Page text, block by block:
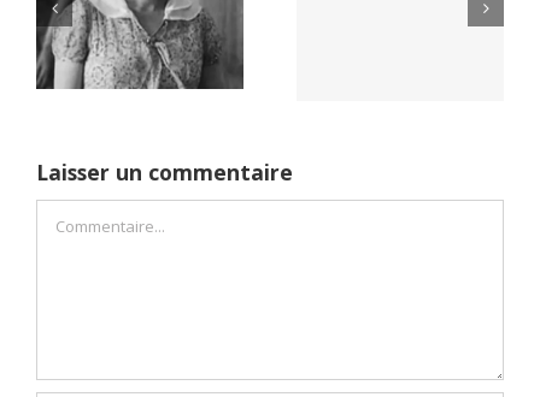
Netflix Field of
Dreams (1989)
Yaïr Golan : une
Laisser un commentaire